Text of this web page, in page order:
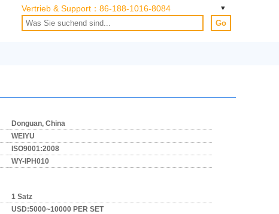
Vertrieb & Support： 86-188-1016-8084
Go
Donguan, China
WEIYU
ISO9001:2008
WY-IPH010
1 Satz
USD:5000~10000 PER SET